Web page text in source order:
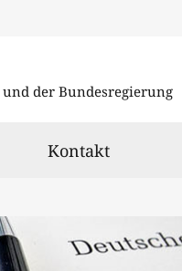
und der Bundesregierung
Kontakt